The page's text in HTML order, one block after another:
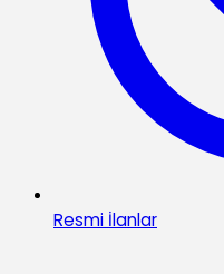
Resmi İlanlar